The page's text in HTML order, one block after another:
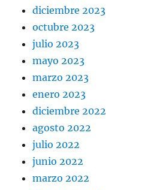
diciembre 2023
octubre 2023
julio 2023
mayo 2023
marzo 2023
enero 2023
diciembre 2022
agosto 2022
julio 2022
junio 2022
marzo 2022